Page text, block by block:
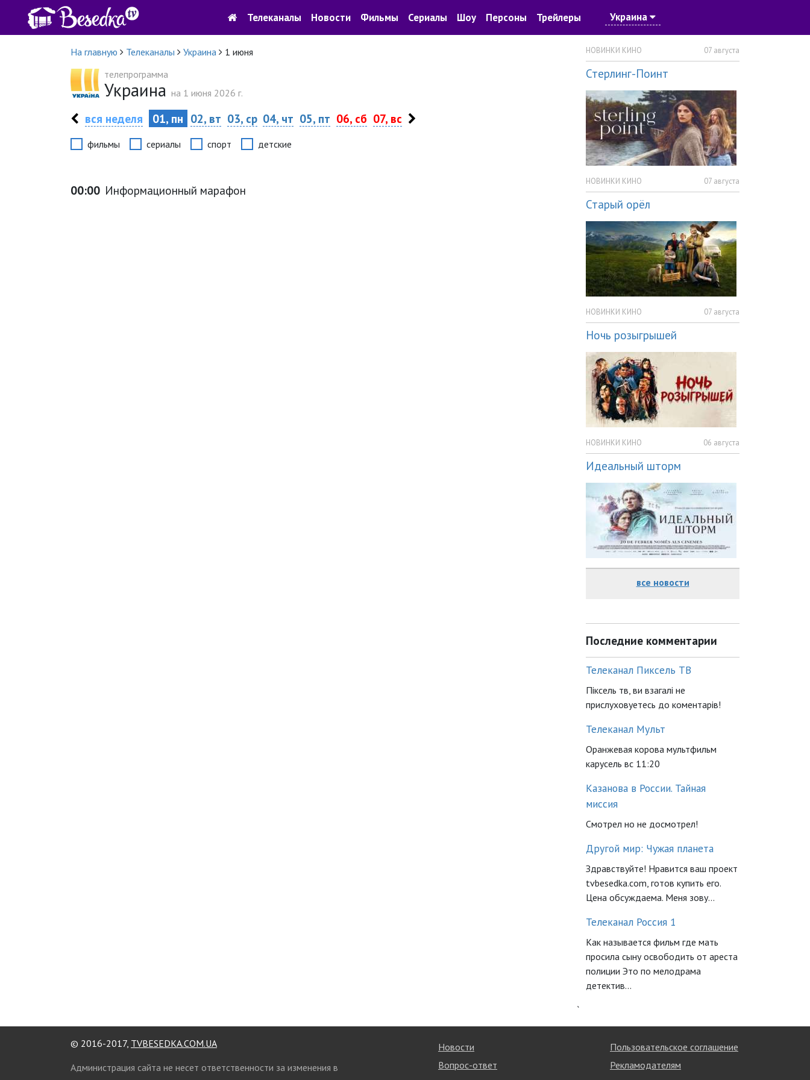
Телеканалы Новости Фильмы Сериалы Шоу Персоны Трейлеры Украина
На главную Телеканалы Украина
1 июня
телепрограмма
Украина на 1 июня 2026 г.
вся неделя 01, пн 02, вт 03, ср 04, чт 05, пт 06, сб 07, вс
фильмы сериалы спорт детские
00:00 Информационный марафон
НОВИНКИ КИНО 07 августа
Стерлинг-Поинт
НОВИНКИ КИНО 07 августа
Старый орёл
НОВИНКИ КИНО 07 августа
Ночь розыгрышей
НОВИНКИ КИНО 06 августа
Идеальный шторм
все новости
Последние комментарии
Телеканал Пиксель ТВ
Піксель тв, ви взагалі не
прислуховуетесь до коментарів!
Телеканал Мульт
Оранжевая корова мультфильм
карусель вс 11:20
Казанова в России. Тайная
миссия
Смотрел но не досмотрел!
Другой мир: Чужая планета
Здравствуйте! Нравится ваш проект
tvbesedka.com, готов купить его.
Цена обсуждаема. Меня зову...
Телеканал Россия 1
Как называется фильм где мать
просила сыну освободить от ареста
полиции Это по мелодрама
детектив...
`
© 2016-2017, TVBESEDKA.COM.UA
Администрация сайта не несет ответственности за изменения в
Новости
Вопрос-ответ
Пользовательское соглашение
Рекламодателям